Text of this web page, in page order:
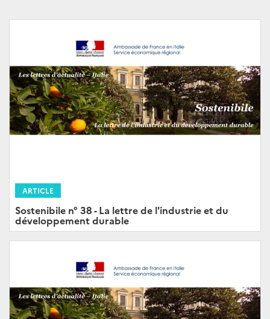
ARTICLE
Sostenibile n° 38 - La lettre de l'industrie et du
développement durable